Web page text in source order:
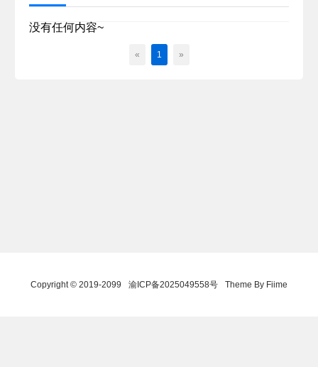
没有任何内容~
« 1 »
Copyright © 2019-2099 渝ICP备2025049558号 Theme By Fiime